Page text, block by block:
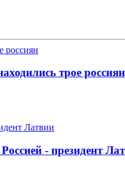
трое россиян
- президент